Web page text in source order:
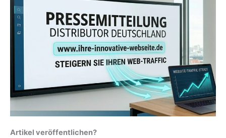
Artikel veröffentlichen?